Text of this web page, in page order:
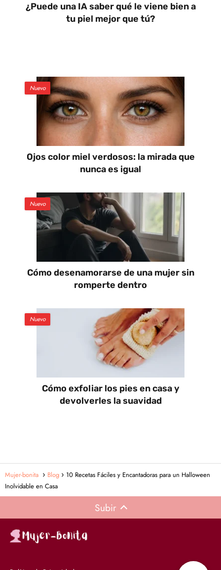
¿Puede una IA saber qué le viene bien a
tu piel mejor que tú?
Nuevo
Ojos color miel verdosos: la mirada que
nunca es igual
Nuevo
Cómo desenamorarse de una mujer sin
romperte dentro
Nuevo
Cómo exfoliar los pies en casa y
devolverles la suavidad
Mujer-bonita Blog
10 Recetas Fáciles y Encantadoras para un Halloween
Inolvidable en Casa
Subir